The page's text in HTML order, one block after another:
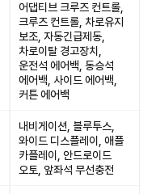
어댑티브 크루즈 컨트롤,
크루즈 컨트롤, 차로유지
보조, 자동긴급제동,
차로이탈 경고장치,
운전석 에어백, 동승석
에어백, 사이드 에어백,
커튼 에어백
내비게이션, 블루투스,
와이드 디스플레이, 애플
카플레이, 안드로이드
오토, 앞좌석 무선충전